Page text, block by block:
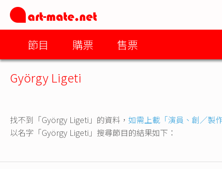
節目 購票 售票
György Ligeti
找不到「György Ligeti」的資料， 如需上載「演員、創／製
以名字「György Ligeti」搜尋節目的結果如下：